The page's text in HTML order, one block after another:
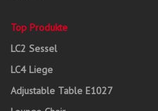
Top Produkte
LC2 Sessel
LC4 Liege
Adjustable Table E1027